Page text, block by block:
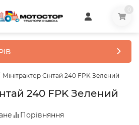
Мінітрактор Сінтай 240 FPK Зелений
240 FPK Зелений
Порівняння